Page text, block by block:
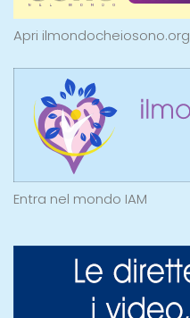
Apri ilmondocheiosono.org
Entra nel mondo IAM